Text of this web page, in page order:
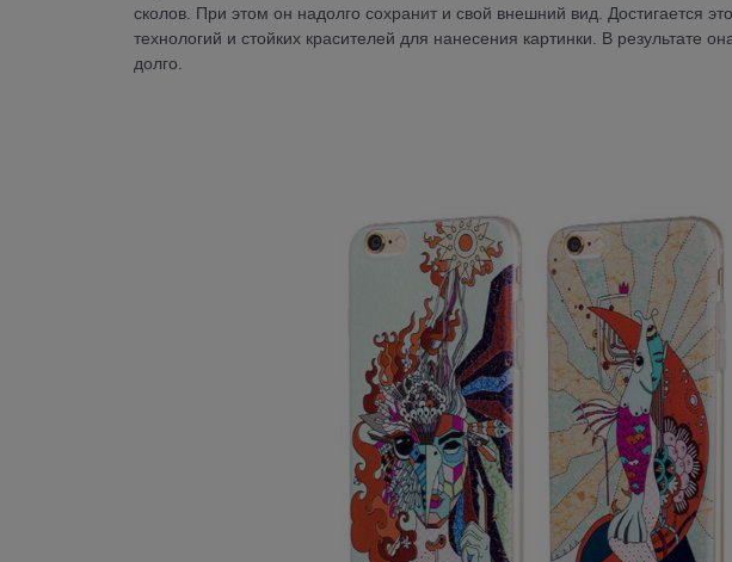
сколов. При этом он надолго сохранит и свой внешний вид. Достигается
технологий и стойких красителей для нанесения картинки. В результате
долго.